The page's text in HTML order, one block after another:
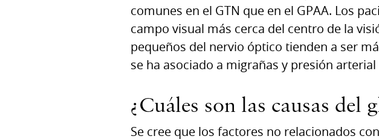
comunes en el GTN que en el GPAA. Los
campo visual más cerca del centro de la
pequeños del nervio óptico tienden a ser
se ha asociado a migrañas y presión arterial
¿Cuáles son las causas del
Se cree que los factores no relacionados